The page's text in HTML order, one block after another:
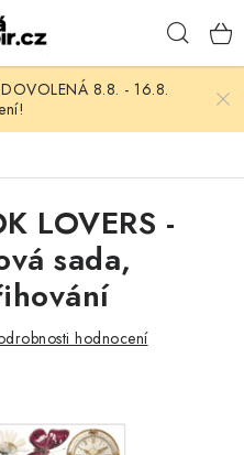
DOVOLENÁ 8.8. - 16.8.
LOVERS -
sada,
hodnocení